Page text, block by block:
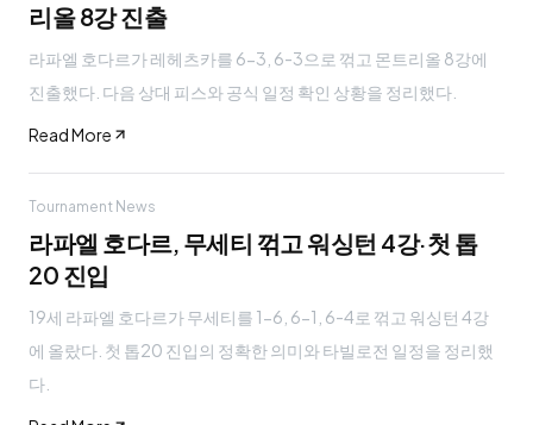
리올 8강 진출
라파엘 호다르가 레헤츠카를 6-3, 6-3으로 꺾고 몬트리올 8강에
진출했다. 다음 상대 피스와 공식 일정 확인 상황을 정리했다.
Read More
Tournament News
라파엘 호다르, 무세티 꺾고 워싱턴 4강·첫 톱
20 진입
19세 라파엘 호다르가 무세티를 1-6, 6-1, 6-4로 꺾고 워싱턴 4강
에 올랐다. 첫 톱20 진입의 정확한 의미와 타빌로전 일정을 정리했
다.